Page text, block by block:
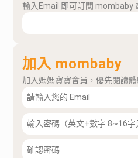
輸入Email 即可訂閱 mombaby
加入 mombaby
加入媽媽寶寶會員，優先閱讀